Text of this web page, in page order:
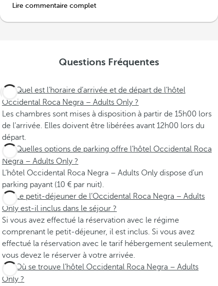
Lire commentaire complet
Questions Fréquentes
Quel est l’horaire d’arrivée et de départ de l’hôtel
Occidental Roca Negra – Adults Only ?
Les chambres sont mises à disposition à partir de 15h00 lors
de l'arrivée. Elles doivent être libérées avant 12h00 lors du
départ.
Quelles options de parking offre l’hôtel Occidental Roca
Negra – Adults Only ?
L’hôtel Occidental Roca Negra – Adults Only dispose d’un
parking payant (10 € par nuit).
Le petit-déjeuner de l’Occidental Roca Negra – Adults
Only est-il inclus dans le séjour ?
Si vous avez effectué la réservation avec le régime
comprenant le petit-déjeuner, il est inclus. Si vous avez
effectué la réservation avec le tarif hébergement seulement,
vous devez le réserver à votre arrivée.
Où se trouve l’hôtel Occidental Roca Negra – Adults
Only ?